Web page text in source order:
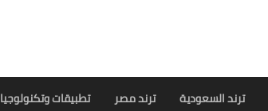
ترند السعودية ترند مصر تطبيقات وتكنولوجيا